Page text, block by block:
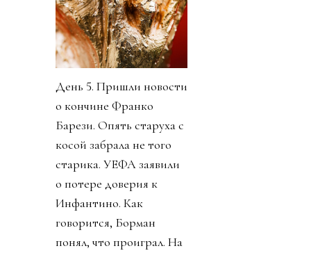
День 5. Пришли новости
о кончине Франко
Барези. Опять старуха с
косой забрала не того
старика. УЕФА заявили
о потере доверия к
Инфантино. Как
говорится, Борман
понял, что проиграл. На